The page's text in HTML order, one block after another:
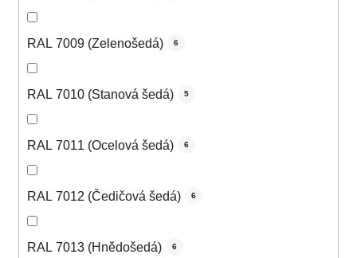
RAL 7009 (Zelenošedá) 6
RAL 7010 (Stanová šedá) 5
RAL 7011 (Ocelová šedá) 6
RAL 7012 (Čedičová šedá) 6
RAL 7013 (Hnědošedá) 6